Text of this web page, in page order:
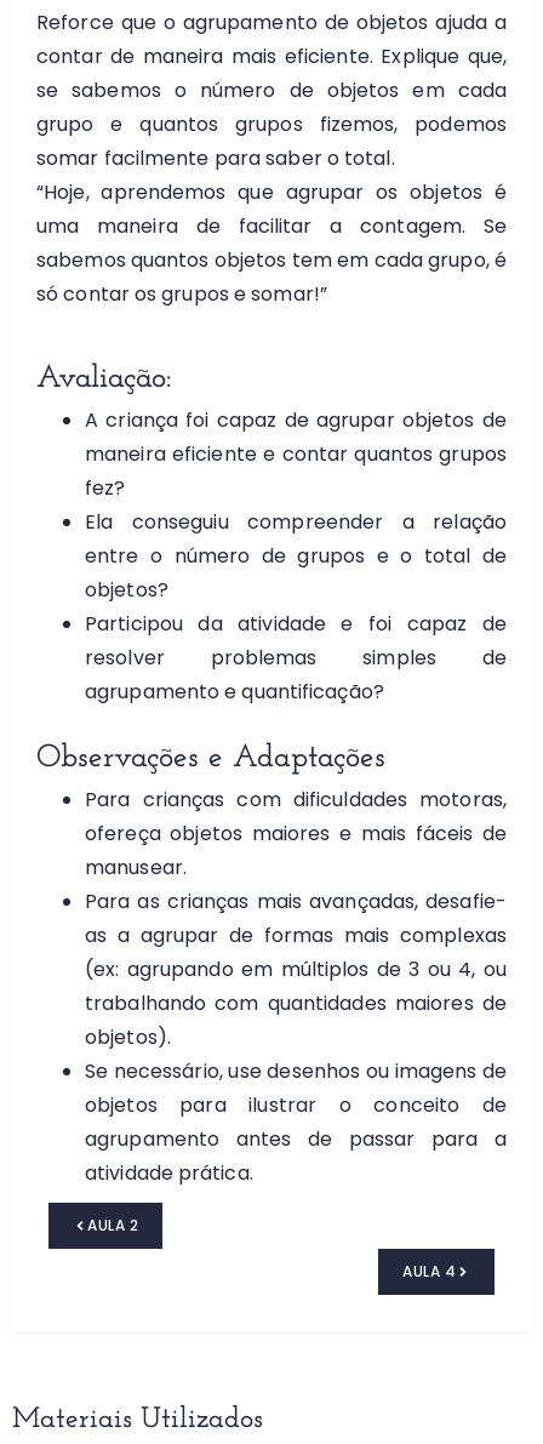
Reforce que o agrupamento de objetos ajuda a
contar de maneira mais eficiente. Explique que,
se sabemos o número de objetos em cada
grupo e quantos grupos fizemos, podemos
somar facilmente para saber o total.
“Hoje, aprendemos que agrupar os objetos é
uma maneira de facilitar a contagem. Se
sabemos quantos objetos tem em cada grupo, é
só contar os grupos e somar!”
Avaliação:
A criança foi capaz de agrupar objetos de
maneira eficiente e contar quantos grupos
fez?
Ela conseguiu compreender a relação
entre o número de grupos e o total de
objetos?
Participou da atividade e foi capaz de
resolver problemas simples de
agrupamento e quantificação?
Observações e Adaptações
Para crianças com dificuldades motoras,
ofereça objetos maiores e mais fáceis de
manusear.
Para as crianças mais avançadas, desafie-
as a agrupar de formas mais complexas
(ex: agrupando em múltiplos de 3 ou 4, ou
trabalhando com quantidades maiores de
objetos).
Se necessário, use desenhos ou imagens de
objetos para ilustrar o conceito de
agrupamento antes de passar para a
atividade prática.
AULA 2
AULA 4
Materiais Utilizados